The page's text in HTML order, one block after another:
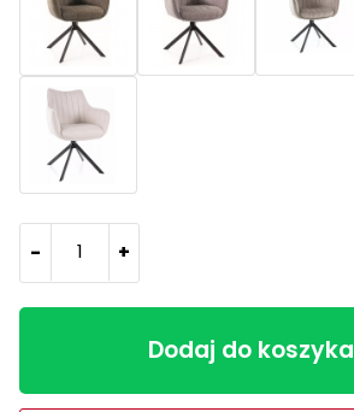
- +
Dodaj do koszyka